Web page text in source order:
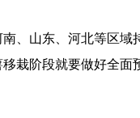
南、山东、河北等区域
栽阶段就要做好全面